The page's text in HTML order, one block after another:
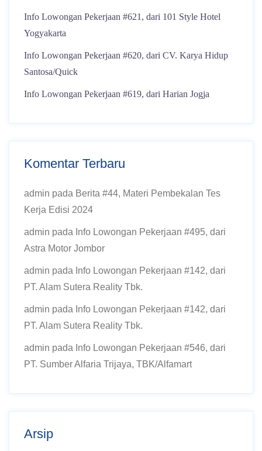
Info Lowongan Pekerjaan #621, dari 101 Style Hotel
Yogyakarta
Info Lowongan Pekerjaan #620, dari CV. Karya Hidup
Santosa/Quick
Info Lowongan Pekerjaan #619, dari Harian Jogja
Komentar Terbaru
admin pada Berita #44, Materi Pembekalan Tes
Kerja Edisi 2024
admin pada Info Lowongan Pekerjaan #495, dari
Astra Motor Jombor
admin pada Info Lowongan Pekerjaan #142, dari
PT. Alam Sutera Reality Tbk.
admin pada Info Lowongan Pekerjaan #142, dari
PT. Alam Sutera Reality Tbk.
admin pada Info Lowongan Pekerjaan #546, dari
PT. Sumber Alfaria Trijaya, TBK/Alfamart
Arsip